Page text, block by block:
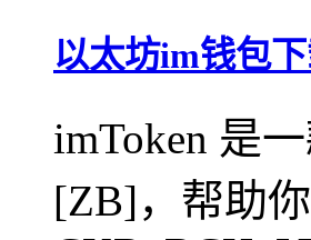
以太坊im钱包
imToken 是
[ZB]，帮助